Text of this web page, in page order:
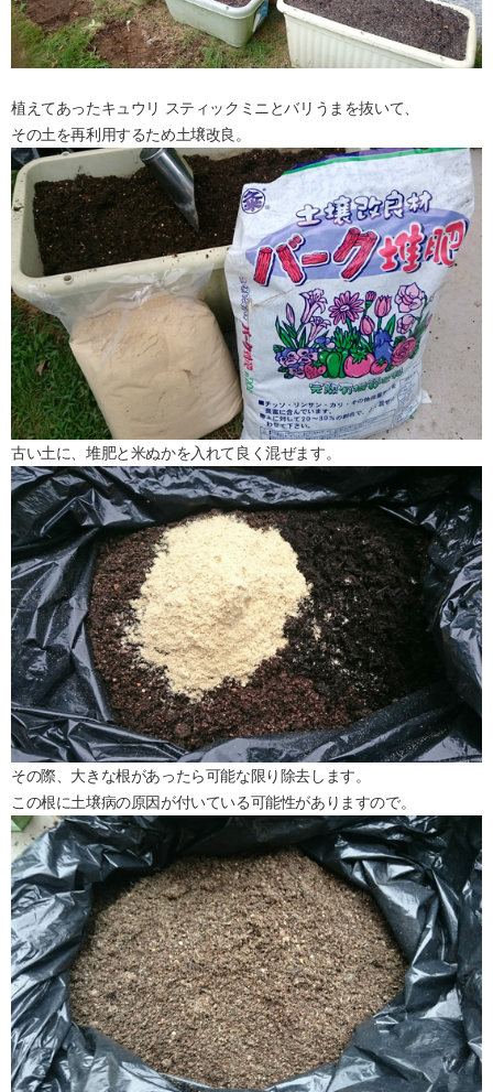
植えてあったキュウリ スティックミニとバリうまを抜いて、
その土を再利用するため土壌改良。
古い土に、堆肥と米ぬかを入れて良く混ぜます。
その際、大きな根があったら可能な限り除去します。
この根に土壌病の原因が付いている可能性がありますので。